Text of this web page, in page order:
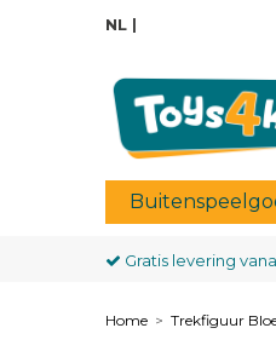
NL
Gratis levering
Home > Trekfiguur